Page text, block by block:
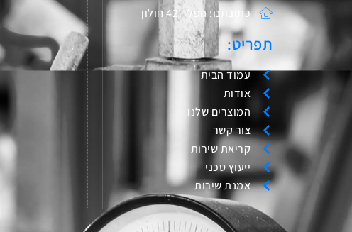
כתובתנו: הפלד 42 חולון
תפריט:
עמוד הבית
אודות
המוצרים שלנו
צור קשר
קריאת שירות
ייעוץ טכני
אמנת שירות